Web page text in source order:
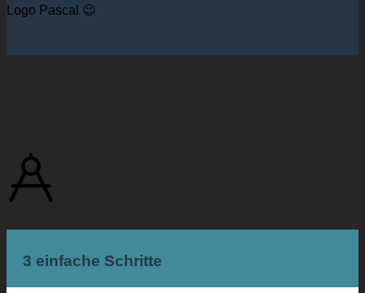
Logo Pascal 😉
3 einfache Schritte